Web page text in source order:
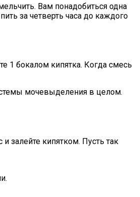
Вам понадобиться одна
за четверть часа до каждого
1 бокалом кипятка. Когда смесь
мочевыделения в целом.
залейте кипятком. Пусть так